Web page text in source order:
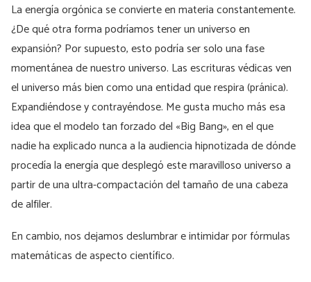
La energía orgónica se convierte en materia constantemente.
¿De qué otra forma podríamos tener un universo en
expansión? Por supuesto, esto podría ser solo una fase
momentánea de nuestro universo. Las escrituras védicas ven
el universo más bien como una entidad que respira (pránica).
Expandiéndose y contrayéndose. Me gusta mucho más esa
idea que el modelo tan forzado del «Big Bang», en el que
nadie ha explicado nunca a la audiencia hipnotizada de dónde
procedía la energía que desplegó este maravilloso universo a
partir de una ultra-compactación del tamaño de una cabeza
de alfiler.
En cambio, nos dejamos deslumbrar e intimidar por fórmulas
matemáticas de aspecto científico.